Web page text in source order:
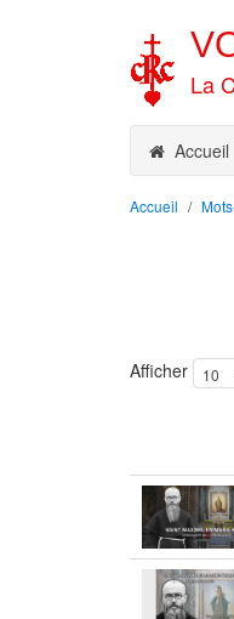
La
Accueil
Accueil
Afficher